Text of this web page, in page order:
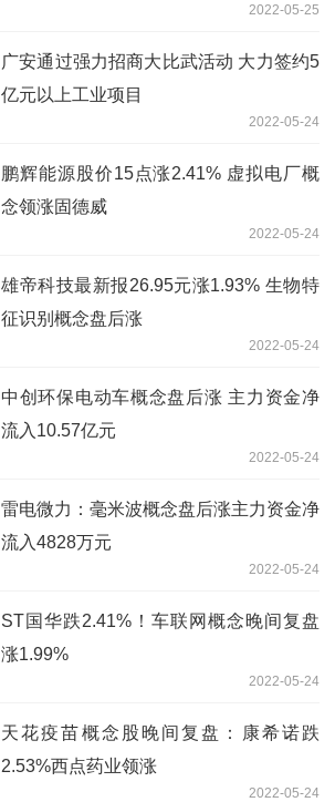
2022-05-25
广安通过强力招商大比武活动 大力签约5
亿元以上工业项目
2022-05-24
鹏辉能源股价15点涨2.41% 虚拟电厂概
念领涨固德威
2022-05-24
雄帝科技最新报26.95元涨1.93% 生物特
征识别概念盘后涨
2022-05-24
中创环保电动车概念盘后涨 主力资金净
流入10.57亿元
2022-05-24
雷电微力：毫米波概念盘后涨主力资金净
流入4828万元
2022-05-24
ST国华跌2.41%！车联网概念晚间复盘
涨1.99%
2022-05-24
天花疫苗概念股晚间复盘：康希诺跌
2.53%西点药业领涨
2022-05-24